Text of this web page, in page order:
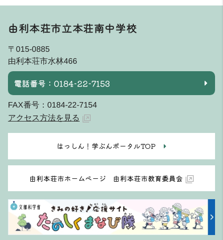
由利本荘市立本荘南中学校
〒015-0885
由利本荘市水林466
電話番号：0184-22-7153
FAX番号：0184-22-7154
アクセス方法を見る
はっしん！学ぶんポータルTOP
由利本荘市ホームページ 由利本荘市教育委員会